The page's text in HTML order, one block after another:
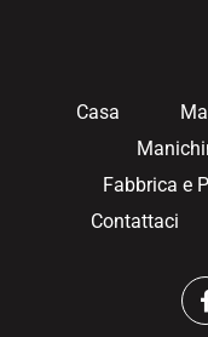
Casa
Fabbrica e
Contattaci